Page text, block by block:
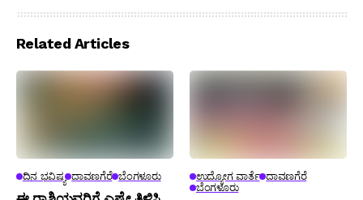
Related Articles
ದಿನ ಭವಿಷ್ಯ ದಾವಣಗೆರೆ ಬೆಂಗಳೂರು ಉದ್ಯೋಗ ವಾರ್ತೆ ದಾವಣಗೆರೆ
ಬೆಂಗಳೂರು